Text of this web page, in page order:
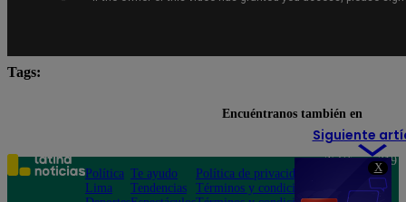
X
Tags:
Siguiente
Encuéntranos también en
Política
Lima
Te ayudo
Tendencias
Política de privacidad
Términos y condiciones
Teléfono: 219
Av. San